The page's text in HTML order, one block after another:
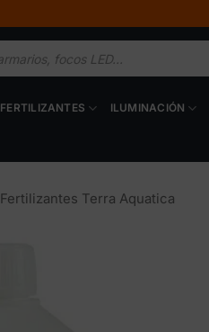
FERTILIZANTES ILUMINACIÓN
Fertilizantes Terra Aquatica